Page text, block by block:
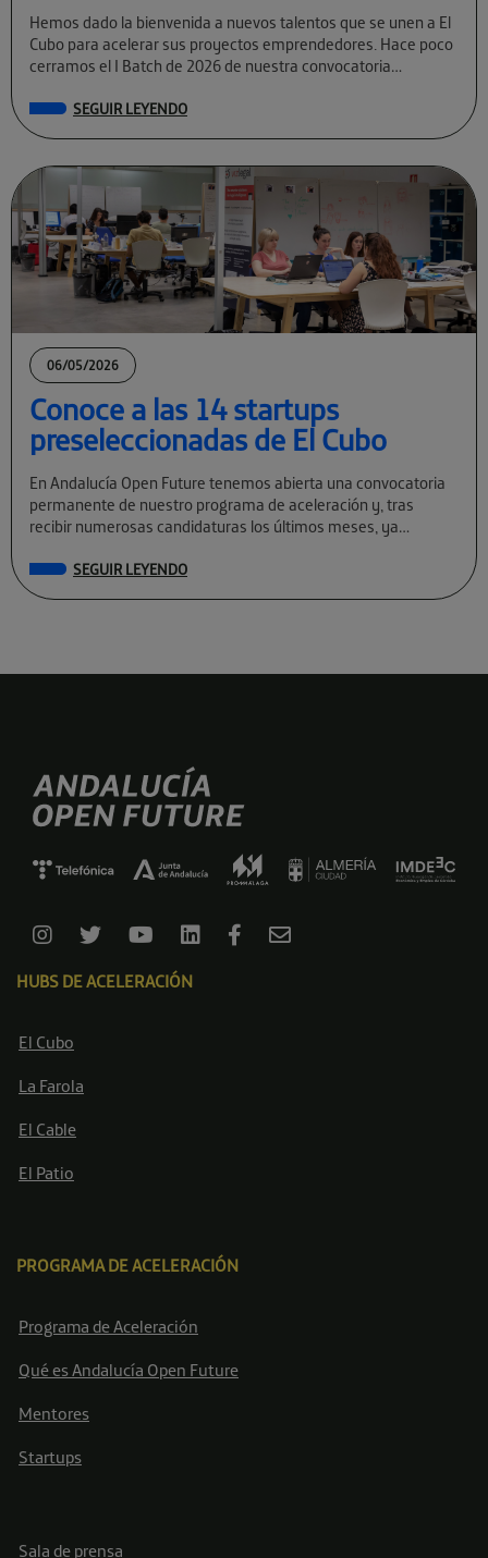
Hemos dado la bienvenida a nuevos talentos que se unen a El
Cubo para acelerar sus proyectos emprendedores. Hace poco
cerramos el I Batch de 2026 de nuestra convocatoria
SEGUIR LEYENDO
06/05/2026
Conoce a las 14 startups
preseleccionadas de El Cubo
En Andalucía Open Future tenemos abierta una convocatoria
permanente de nuestro programa de aceleración y, tras
recibir numerosas candidaturas los últimos meses, ya
SEGUIR LEYENDO
HUBS DE ACELERACIÓN
El Cubo
La Farola
El Cable
El Patio
PROGRAMA DE ACELERACIÓN
Programa de Aceleración
Qué es Andalucía Open Future
Mentores
Startups
Sala de prensa